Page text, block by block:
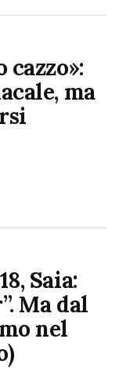
ma
Saia:
Ma dal
nel